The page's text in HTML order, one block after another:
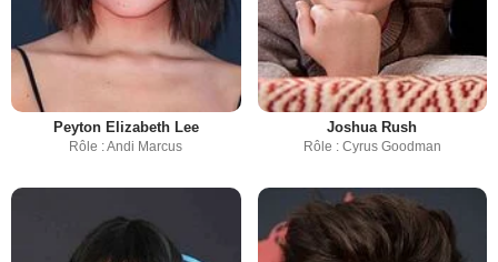
Peyton Elizabeth Lee
Rôle : Andi Marcus
Joshua Rush
Rôle : Cyrus Goodman